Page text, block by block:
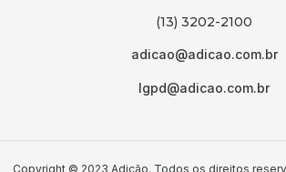
(13) 3202-2100
adicao@adicao.com.br
lgpd@adicao.com.br
Copyright © 2023 Adição. Todos os direitos